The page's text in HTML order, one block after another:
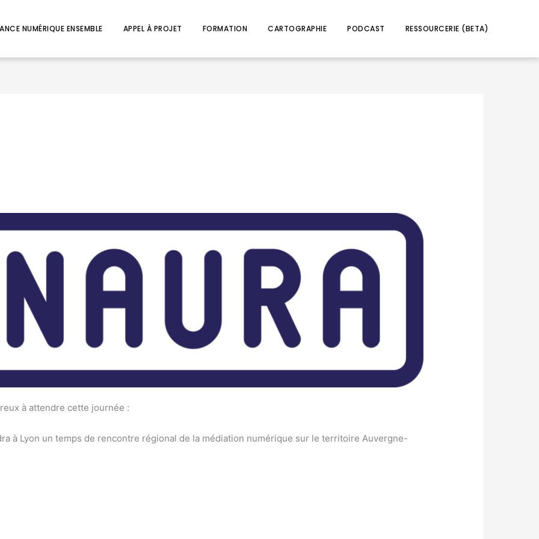
NUMÉRIQUE ENSEMBLE APPEL À PROJET FORMATION CARTOGRAPHIE PODCAST RESSOURCERIE (BETA)
à attendre cette journée :
à Lyon un temps de rencontre régional de la médiation numérique sur le territoire Auvergne-